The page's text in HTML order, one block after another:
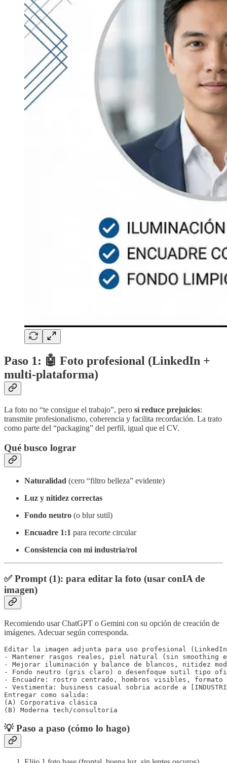
Paso 1: 🤖 Foto profesional (LinkedIn +
multi-plataforma)
La foto no “te consigue el trabajo”, pero sí reduce prejuicios:
transmite profesionalismo, coherencia y facilita recordación. La trato
como parte del “packaging” del perfil, igual que el CV.
Qué busco lograr
Naturalidad (cero “filtro belleza” evidente)
Luz y nitidez correctas
Fondo neutro (o blur sutil)
Encuadre 1:1 para recorte circular
Consistencia con mi industria/rol
✅ Prompt (1): para editar la foto (usar conIA de
imagen)
Recomiendo usar ChatGPT o Gemini con su opción de creación de
imágenes. Adecuar según corresponda.
Editar la imagen adjunta para uso profesional
- Mantener rasgos reales, piel natural (sin smoothing
- Mejorar iluminación y balance de blancos, nitidez
- Fondo neutro (gris claro) o desenfoque sutil tipo
- Encuadre: rostro centrado, hombros visibles, formato
- Vestimenta: business casual sobria acorde a [INDUSTRIA]
Entregar como salida:
(A) Corporativa clásica
(B) Moderna tech/consultoría
💡 Paso a paso (cómo lo hago)